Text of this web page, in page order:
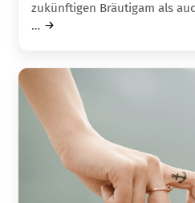
zukünftigen Bräutigam als
…